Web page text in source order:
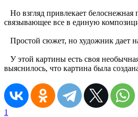
Но взгляд привлекает белоснежная
связывающее все в единую
Простой сюжет, но художник дает
У этой картины есть своя
выяснилось, что картина была
1